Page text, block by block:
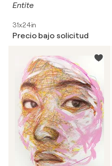
Entite
31x24in
Precio bajo solicitud